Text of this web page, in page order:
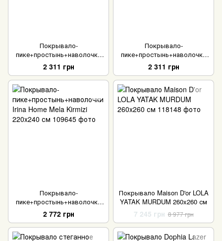
Покрывало-
пике+простынь+наволочки
Irina Home V2 Pink 220x240 см
2 311 грн
Покрывало-
пике+простынь+наволочки
Irina Home V1 Bej 220x240 см
2 311 грн
Покрывало-
пике+простынь+наволочки
Irina Home Mela Kirmizi
220x240 см
2 772 грн
Покрывало Maison D'or LOLA
YATAK MURDUM 260x260 см
7 245 грн 8 977 грн